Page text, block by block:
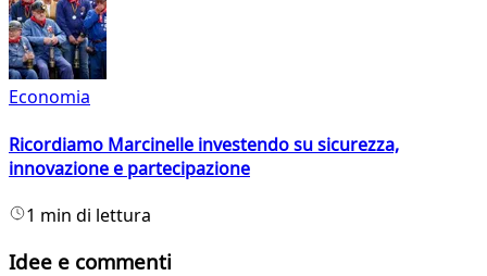
Economia
Ricordiamo Marcinelle investendo su sicurezza,
innovazione e partecipazione
1 min di lettura
Idee e commenti